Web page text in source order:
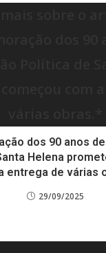
dos 90 anos
Helena
entrega de várias
29/09/2025